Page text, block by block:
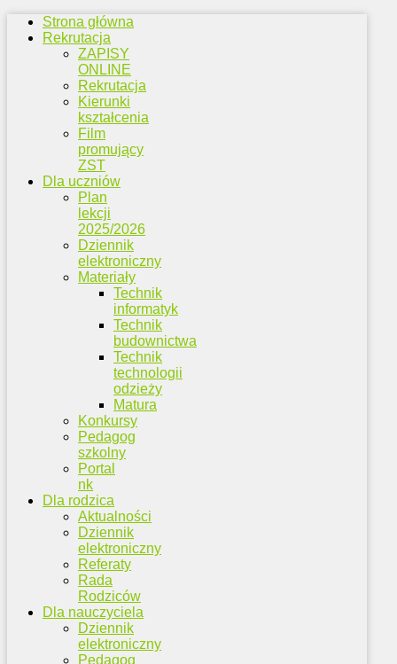
Strona główna
Rekrutacja
ZAPISY
ONLINE
Rekrutacja
Kierunki
kształcenia
Film
promujący
ZST
Dla uczniów
Plan
lekcji
2025/2026
Dziennik
elektroniczny
Materiały
Technik
informatyk
Technik
budownictwa
Technik
technologii
odzieży
Matura
Konkursy
Pedagog
szkolny
Portal
nk
Dla rodzica
Aktualności
Dziennik
elektroniczny
Referaty
Rada
Rodziców
Dla nauczyciela
Dziennik
elektroniczny
Pedagog